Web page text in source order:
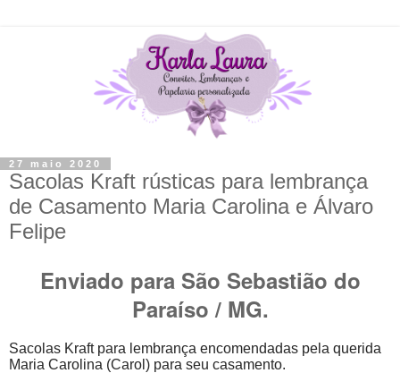
27 maio 2020
Sacolas Kraft rústicas para lembrança
de Casamento Maria Carolina e Álvaro
Felipe
Enviado para São Sebastião do
Paraíso / MG.
Sacolas Kraft para lembrança encomendadas pela querida
Maria Carolina (Carol) para seu casamento.